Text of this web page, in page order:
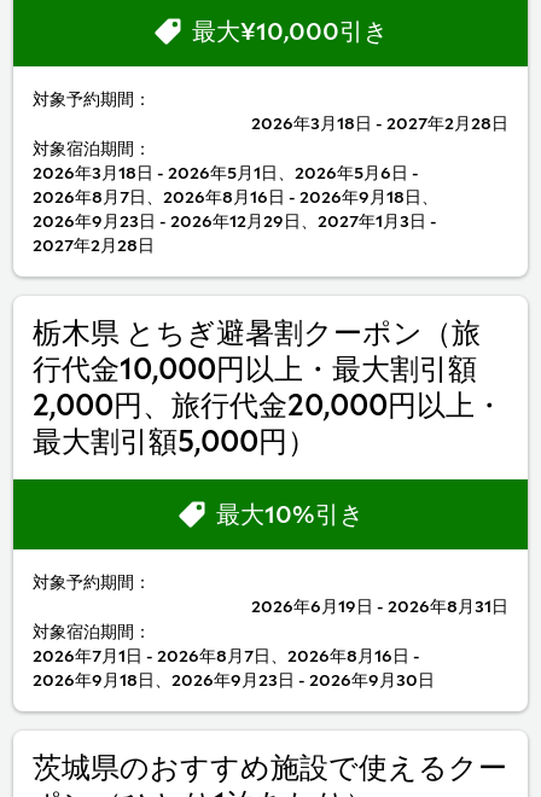
対象予約期間：
2026年3月18日 - 2027年2月28日
対象宿泊期間：
2026年3月18日 - 2026年5月1日、2026年5月6日 -
2026年8月7日、2026年8月16日 - 2026年9月18日、
2026年9月23日 - 2026年12月29日、2027年1月3日 -
2027年2月28日
最大¥10,000引き
対象予約期間：
2026年6月19日 - 2026年8月31日
対象宿泊期間：
2026年7月1日 - 2026年8月7日、2026年8月16日 -
2026年9月18日、2026年9月23日 - 2026年9月30日
最大10%引き
栃木県 とちぎ避暑割クーポン（旅
行代金10,000円以上・最大割引額
2,000円、旅行代金20,000円以上・
最大割引額5,000円）
茨城県のおすすめ施設で使えるクー